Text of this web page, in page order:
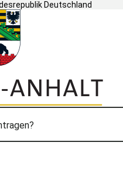
Deutschland